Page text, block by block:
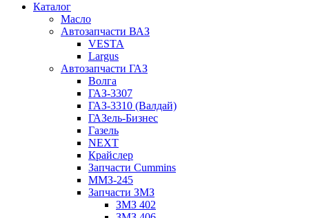
Каталог
Масло
Автозапчасти ВАЗ
VESTA
Largus
Автозапчасти ГАЗ
Волга
ГАЗ-3307
ГАЗ-3310 (Валдай)
ГАЗель-Бизнес
Газель
NEXT
Крайслер
Запчасти Cummins
ММЗ-245
Запчасти ЗМЗ
ЗМЗ 402